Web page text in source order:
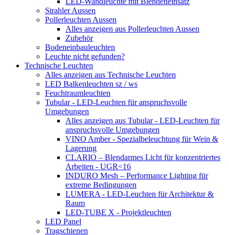
Strahler Aussen
Pollerleuchten Aussen
Alles anzeigen aus Pollerleuchten Aussen
Zubehör
Bodeneinbauleuchten
Leuchte nicht gefunden?
Technische Leuchten
Alles anzeigen aus Technische Leuchten
LED Balkenleuchten sz / ws
Feuchtraumleuchten
Tubular - LED-Leuchten für anspruchsvolle
Umgebungen
Alles anzeigen aus Tubular - LED-Leuchten für
anspruchsvolle Umgebungen
VINO Amber - Spezialbeleuchtung für Wein &
Lagerung
CLARIO – Blendarmes Licht für konzentriertes
Arbeiten - UGR<16
INDURO Mesh – Performance Lighting für
extreme Bedingungen
LUMERA - LED-Leuchten für Architektur &
Raum
LED-TUBE X - Projektleuchten
LED Panel
Tragschienen